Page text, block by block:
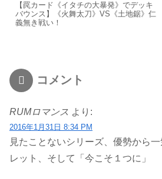
【罠カード《イタチの大暴発》でデッキ
バウンス】《火舞太刀》VS《土地鋸》仁
義無き戦い！
コメント
RUMロマンス より:
2016年1月31日 8:34 PM
見たことないシリーズ、優勢から
レット、そして「今こそ１つに」